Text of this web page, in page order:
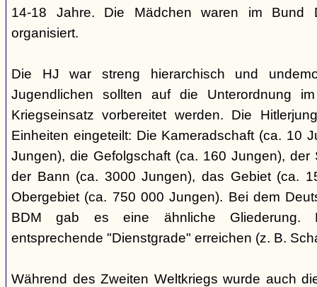
14-18 Jahre. Die Mädchen waren im Bund
organisiert.
Die HJ war streng hierarchisch und
Jugendlichen sollten auf die Unterordnung
Kriegseinsatz vorbereitet werden. Die
Einheiten eingeteilt: Die Kameradschaft (ca. 10
Jungen), die Gefolgschaft (ca. 160 Jungen), der
der Bann (ca. 3000 Jungen), das Gebiet (ca.
Obergebiet (ca. 750 000 Jungen). Bei dem
BDM gab es eine ähnliche Gliederung.
entsprechende "Dienstgrade" erreichen (z. B.
Während des Zweiten Weltkriegs wurde auch